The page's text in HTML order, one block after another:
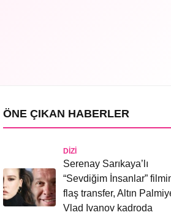
ÖNE ÇIKAN HABERLER
DIZI
Serenay Sarıkaya’lı
“Sevdiğim İnsanlar”
flaş transfer, Altın
Vlad Ivanov kadroda